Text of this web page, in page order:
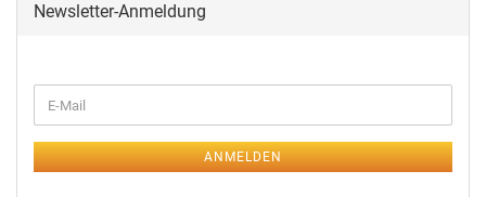
Newsletter-Anmeldung
ANMELDEN